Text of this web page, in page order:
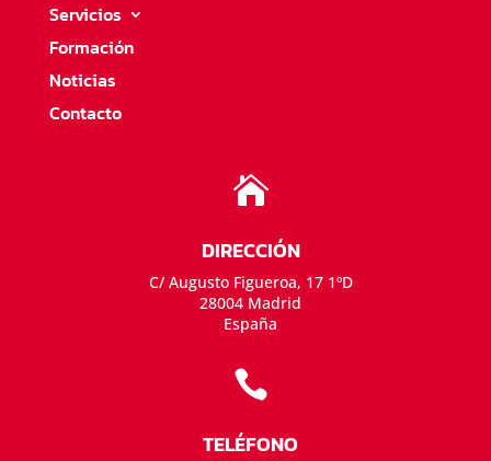
Servicios
Formación
Noticias
Contacto

DIRECCIÓN
C/ Augusto Figueroa, 17 1ºD
28004 Madrid
España

TELÉFONO